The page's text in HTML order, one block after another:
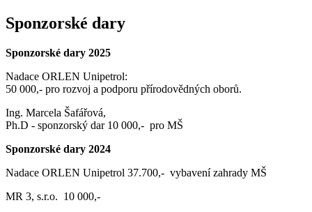
Sponzorské dary
Sponzorské dary 2025
Nadace ORLEN Unipetrol:
50 000,- pro rozvoj a podporu přírodovědných oborů.
Ing. Marcela Šafářová,
Ph.D - sponzorský dar 10 000,- pro MŠ
Sponzorské dary 2024
Nadace ORLEN Unipetrol 37.700,- vybavení zahrady MŠ
MR 3, s.r.o. 10 000,-